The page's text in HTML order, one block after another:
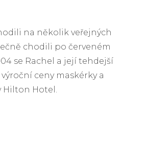
na několik veřejných
chodili po červeném
se Rachel a její tehdejší
ceny maskérky a
Hotel.